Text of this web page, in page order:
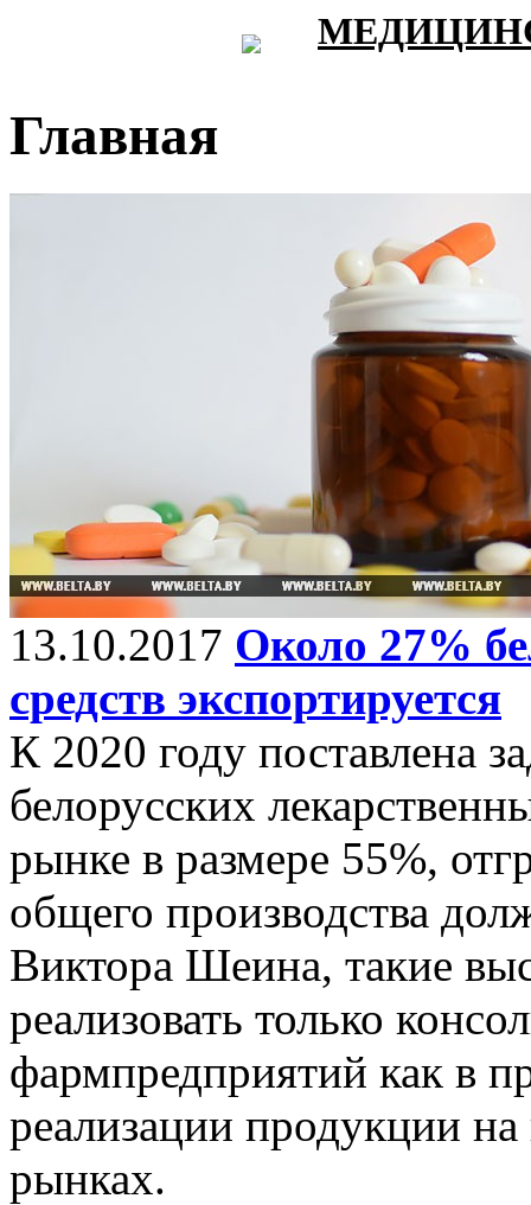
Главная
13.10.2017 Около 27%
средств экспортируется
К 2020 году поставлена
белорусских
рынке в размере 55%,
общего производства
Виктора Шеина, такие
реализовать только
фармпредприятий как в
реализации продукции
рынках.